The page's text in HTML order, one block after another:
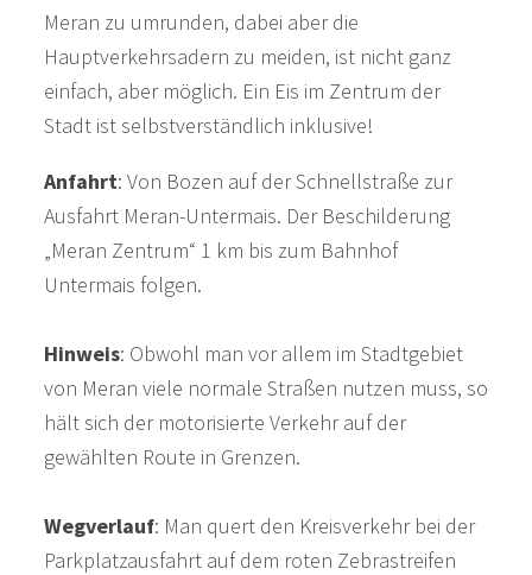
Meran zu umrunden, dabei aber die
Hauptverkehrsadern zu meiden, ist nicht ganz
einfach, aber möglich. Ein Eis im Zentrum der
Stadt ist selbstverständlich inklusive!
Anfahrt: Von Bozen auf der Schnellstraße zur
Ausfahrt Meran-Untermais. Der Beschilderung
„Meran Zentrum“ 1 km bis zum Bahnhof
Untermais folgen.
Hinweis: Obwohl man vor allem im Stadtgebiet
von Meran viele normale Straßen nutzen muss, so
hält sich der motorisierte Verkehr auf der
gewählten Route in Grenzen.
Wegverlauf: Man quert den Kreisverkehr bei der
Parkplatzausfahrt auf dem roten Zebrastreifen